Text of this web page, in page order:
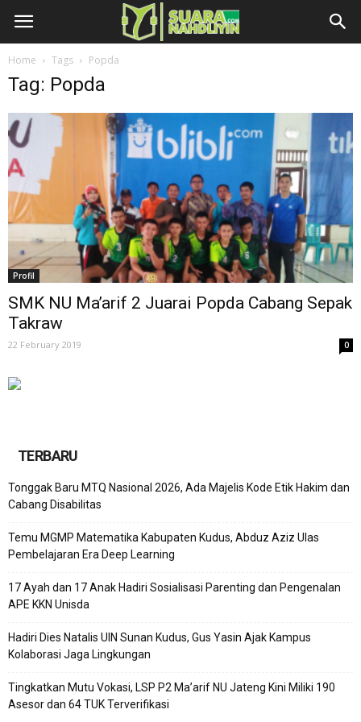
Home Tags Popda
Tag: Popda
Profil
SMK NU Ma’arif 2 Juarai Popda Cabang Sepak
Takraw
22 February 2019 0
TERBARU
Tonggak Baru MTQ Nasional 2026, Ada Majelis Kode Etik Hakim dan
Cabang Disabilitas
Temu MGMP Matematika Kabupaten Kudus, Abduz Aziz Ulas
Pembelajaran Era Deep Learning
17 Ayah dan 17 Anak Hadiri Sosialisasi Parenting dan Pengenalan
APE KKN Unisda
Hadiri Dies Natalis UIN Sunan Kudus, Gus Yasin Ajak Kampus
Kolaborasi Jaga Lingkungan
Tingkatkan Mutu Vokasi, LSP P2 Ma’arif NU Jateng Kini Miliki 190
Asesor dan 64 TUK Terverifikasi